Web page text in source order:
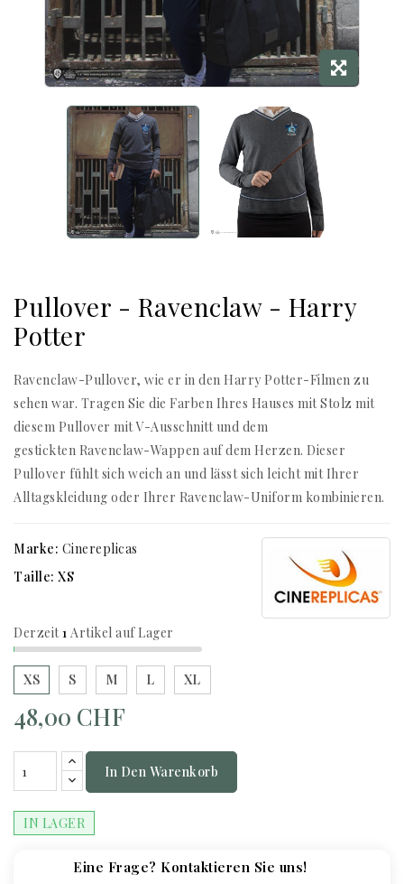
Pullover - Ravenclaw - Harry
Potter
Ravenclaw-Pullover, wie er in den Harry Potter-Filmen zu
sehen war. Tragen Sie die Farben Ihres Hauses mit Stolz mit
diesem Pullover mit V-Ausschnitt und dem
gestickten Ravenclaw-Wappen auf dem Herzen. Dieser
Pullover fühlt sich weich an und lässt sich leicht mit Ihrer
Alltagskleidung oder Ihrer Ravenclaw-Uniform kombinieren.
Marke: Cinereplicas
Derzeit1 Artikel auf Lager
Taille: XS
XS S M L XL
48,00 CHF
In Den Warenkorb
IN LAGER
Eine Frage? Kontaktieren Sie uns!